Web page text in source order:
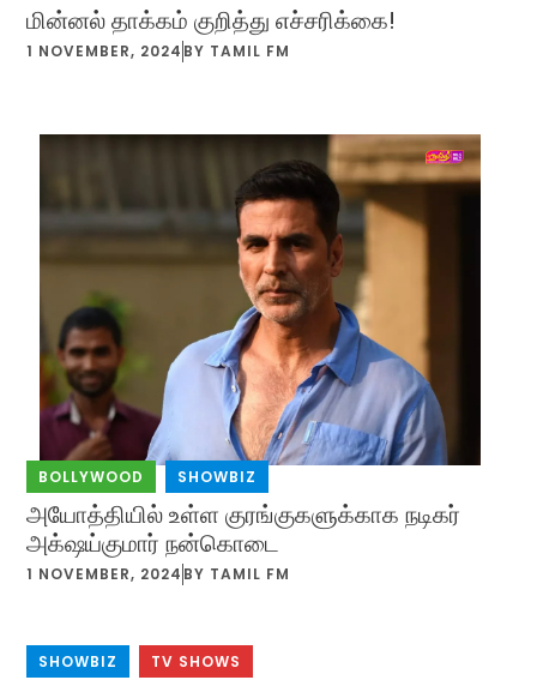
மின்னல் தாக்கம் குறித்து எச்சரிக்கை!
1 NOVEMBER, 2024 BY TAMIL FM
BOLLYWOOD SHOWBIZ
அயோத்தியில் உள்ள குரங்குகளுக்காக நடிகர்
அக்‌ஷய்குமார் நன்கொடை
1 NOVEMBER, 2024 BY TAMIL FM
SHOWBIZ TV SHOWS